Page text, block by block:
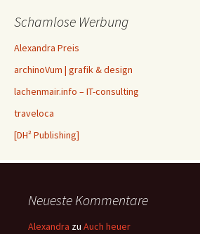
Schamlose Werbung
Alexandra Preis
archinoVum | grafik & design
lachenmair.info – IT-consulting
traveloca
[DH² Publishing]
Neueste Kommentare
Alexandra zu Auch heuer